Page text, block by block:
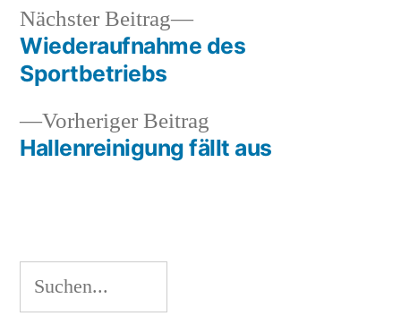
Beitragsnavigation
Vorheriger Beitrag
Beitrag:
Hallenreinigung fällt aus
Nächster Beitrag
Nächster
Beitrag:
Wiederaufnahme des
Sportbetriebs
Suchen